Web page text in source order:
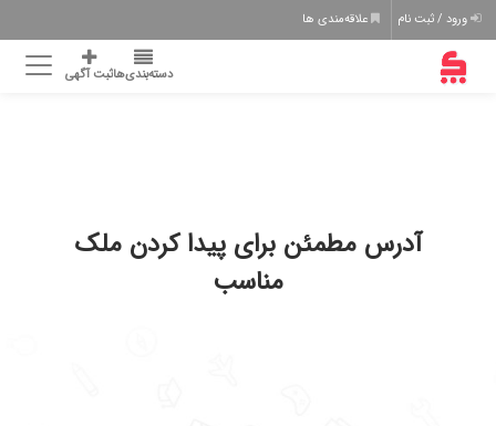
ورود / ثبت نام علاقه‌مندی ها
دسته‌بندی‌هاثبت آگهی
آدرس مطمئن برای پیدا کردن ملک
مناسب